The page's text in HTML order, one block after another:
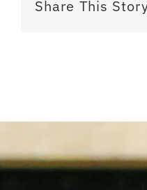
Share This